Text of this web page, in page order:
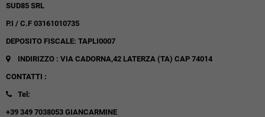
SUD85 SRL
P.I / C.F 03161010735
DEPOSITO FISCALE: TAPLI0007
INDIRIZZO : VIA CADORNA,42 LATERZA (TA) CAP 74014
CONTATTI :
Tel:
+39 349 7038053 GIANCARMINE